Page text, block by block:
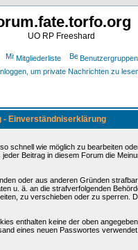
UO RP Freeshard
Mitgliederliste Benutzergruppen
um private Nachrichten zu
- Einverständniserklärung
schnell wie möglich zu bearbeiten
Beitrag in diesem Forum die
oder aus anderen Gründen
u. ä. an die strafverfolgenden
zu verschieben oder zu sperren.
enthalten keine der oben
eines neuen Passwortes verwendet.